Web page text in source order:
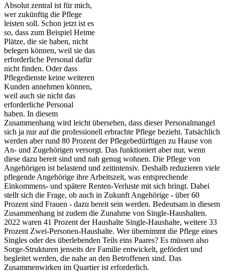
Absolut zentral ist für mich,
wer zukünftig die Pflege
leisten soll. Schon jetzt ist es
so, dass zum Beispiel Heime
Plätze, die sie haben, nicht
belegen können, weil sie das
erforderliche Personal dafür
nicht finden. Oder dass
Pflegedienste keine weiteren
Kunden annehmen können,
weil auch sie nicht das
erforderliche Personal
haben. In diesem
Zusammenhang wird leicht übersehen, dass dieser Personalmangel
sich ja nur auf die professionell erbrachte Pflege bezieht. Tatsächlich
werden aber rund 80 Prozent der Pflegebedürftigen zu Hause von
An- und Zugehörigen versorgt. Das funktioniert aber nur, wenn
diese dazu bereit sind und nah genug wohnen. Die Pflege von
Angehörigen ist belastend und zeitintensiv. Deshalb reduzieren viele
pflegende Angehörige ihre Arbeitszeit, was entsprechende
Einkommens- und spätere Renten-Verluste mit sich bringt. Dabei
stellt sich die Frage, ob auch in Zukunft Angehörige - über 60
Prozent sind Frauen - dazu bereit sein werden. Bedeutsam in diesem
Zusammenhang ist zudem die Zunahme von Single-Haushalten.
2022 waren 41 Prozent der Haushalte Single-Haushalte, weitere 33
Prozent Zwei-Personen-Haushalte. Wer übernimmt die Pflege eines
Singles oder des überlebenden Teils eins Paares? Es müssen also
Sorge-Strukturen jenseits der Familie entwickelt, gefördert und
begleitet werden, die nahe an den Betroffenen sind. Das
Zusammenwirken im Quartier ist erforderlich.